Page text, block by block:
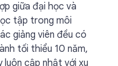
giữa đại học và
tập trong môi
giảng viên đều có
tối thiểu 10 năm,
luôn cập nhật với xu